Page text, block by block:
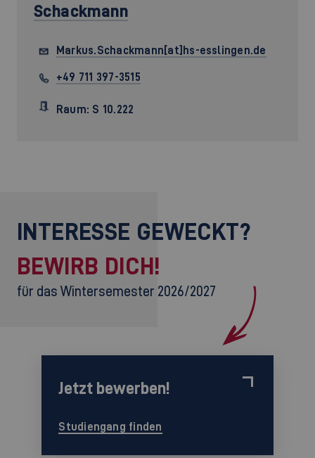
Schackmann
Markus.Schackmann[at]hs-esslingen.de
+49 711 397-3515
Raum: S 10.222
INTERESSE GEWECKT?
BEWIRB DICH!
für das Wintersemester 2026/2027
Jetzt bewerben!
Studiengang finden